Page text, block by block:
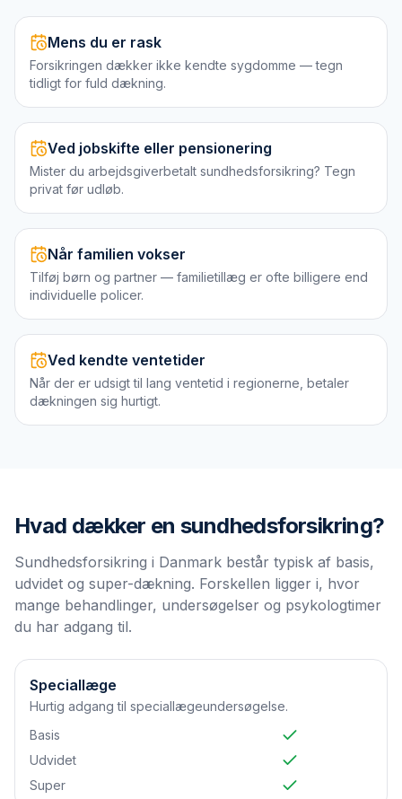
Mens du er rask
Forsikringen dækker ikke kendte sygdomme — tegn
tidligt for fuld dækning.
Ved jobskifte eller pensionering
Mister du arbejdsgiverbetalt sundhedsforsikring? Tegn
privat før udløb.
Når familien vokser
Tilføj børn og partner — familietillæg er ofte billigere end
individuelle policer.
Ved kendte ventetider
Når der er udsigt til lang ventetid i regionerne, betaler
dækningen sig hurtigt.
Hvad dækker en sundhedsforsikring?
Sundhedsforsikring i Danmark består typisk af basis,
udvidet og super-dækning. Forskellen ligger i, hvor
mange behandlinger, undersøgelser og psykologtimer
du har adgang til.
Speciallæge
Hurtig adgang til speciallægeundersøgelse.
Basis
Udvidet
Super